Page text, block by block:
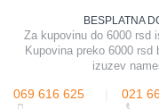
BESPLATNA
Za kupovinu do 6000 rsd
Kupovina preko 6000 rsd
izuzev
069 616 625 021